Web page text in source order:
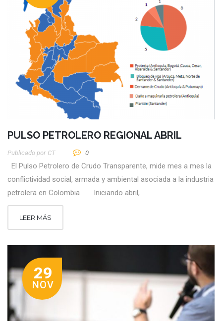
PULSO PETROLERO REGIONAL ABRIL
Publicado por CT 0
El Pulso Petrolero de Crudo Transparente, mide mes a mes la
conflictividad social, armada y ambiental asociada a la industria
petrolera en Colombia Iniciando abril,
LEER MÁS
29
NOV